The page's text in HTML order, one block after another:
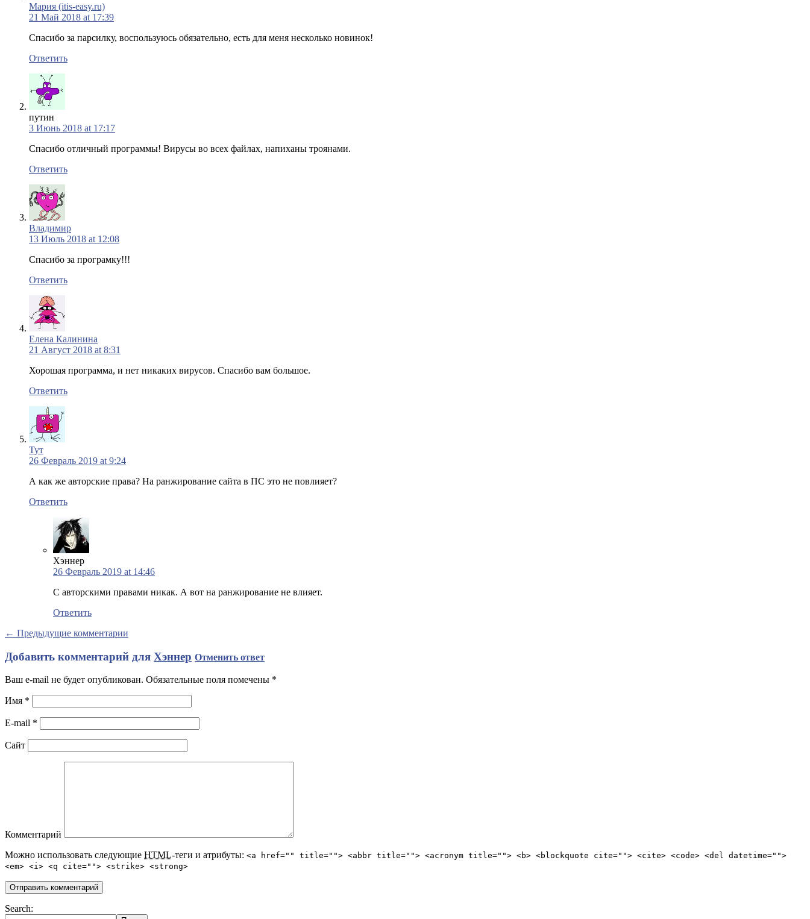
Мария (itis-easy.ru)
21 Май 2018 at 17:39
Спасибо за парсилку, воспользуюсь обязательно, есть для меня несколько новинок!
Ответить
путин
3 Июнь 2018 at 17:17
Спасибо отличный программы! Вирусы во всех файлах, напиханы троянами.
Ответить
Владимир
13 Июль 2018 at 12:08
Спасибо за програмку!!!
Ответить
Елена Калинина
21 Август 2018 at 8:31
Хорошая программа, и нет никаких вирусов. Спасибо вам большое.
Ответить
Тут
26 Февраль 2019 at 9:24
А как же авторские права? На ранжирование сайта в ПС это не повлияет?
Ответить
Хэннер
26 Февраль 2019 at 14:46
С авторскими правами никак. А вот на ранжирование не влияет.
Ответить
← Предыдущие комментарии
Добавить комментарий для Хэннер Отменить ответ
Ваш e-mail не будет опубликован. Обязательные поля помечены *
Имя *
E-mail *
Сайт
Комментарий
Можно использовать следующие HTML-теги и атрибуты: <a href="" title=""> <abbr title=""> <acronym title=""> <b> <blockquote cite=""> <cite> <code> <del datetime="">
<em> <i> <q cite=""> <strike> <strong>
Search: